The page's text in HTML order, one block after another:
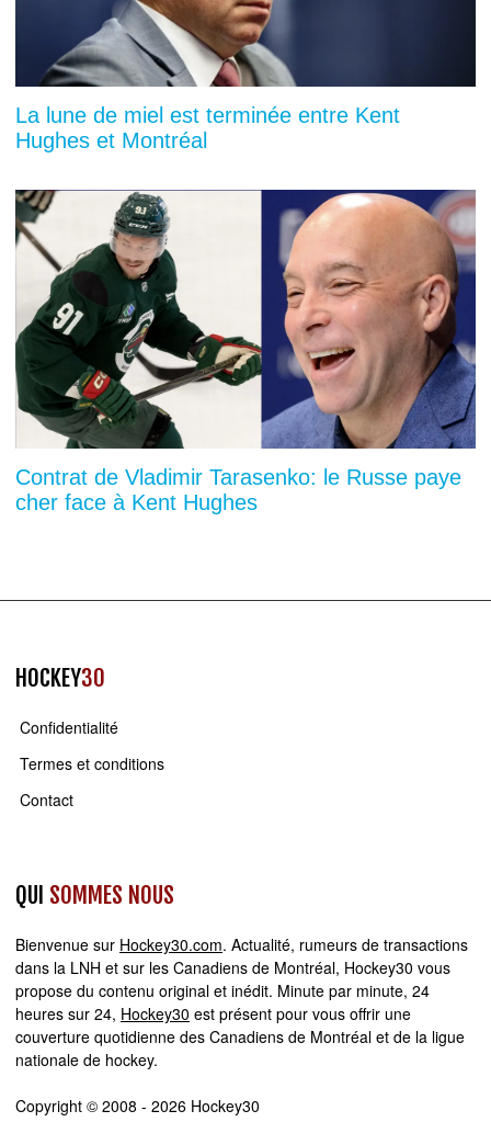
La lune de miel est terminée entre Kent
Hughes et Montréal
Contrat de Vladimir Tarasenko: le Russe paye
cher face à Kent Hughes
HOCKEY30
Confidentialité
Termes et conditions
Contact
QUI SOMMES NOUS
Bienvenue sur Hockey30.com. Actualité, rumeurs de transactions
dans la LNH et sur les Canadiens de Montréal, Hockey30 vous
propose du contenu original et inédit. Minute par minute, 24
heures sur 24, Hockey30 est présent pour vous offrir une
couverture quotidienne des Canadiens de Montréal et de la ligue
nationale de hockey.
Copyright © 2008 - 2026 Hockey30